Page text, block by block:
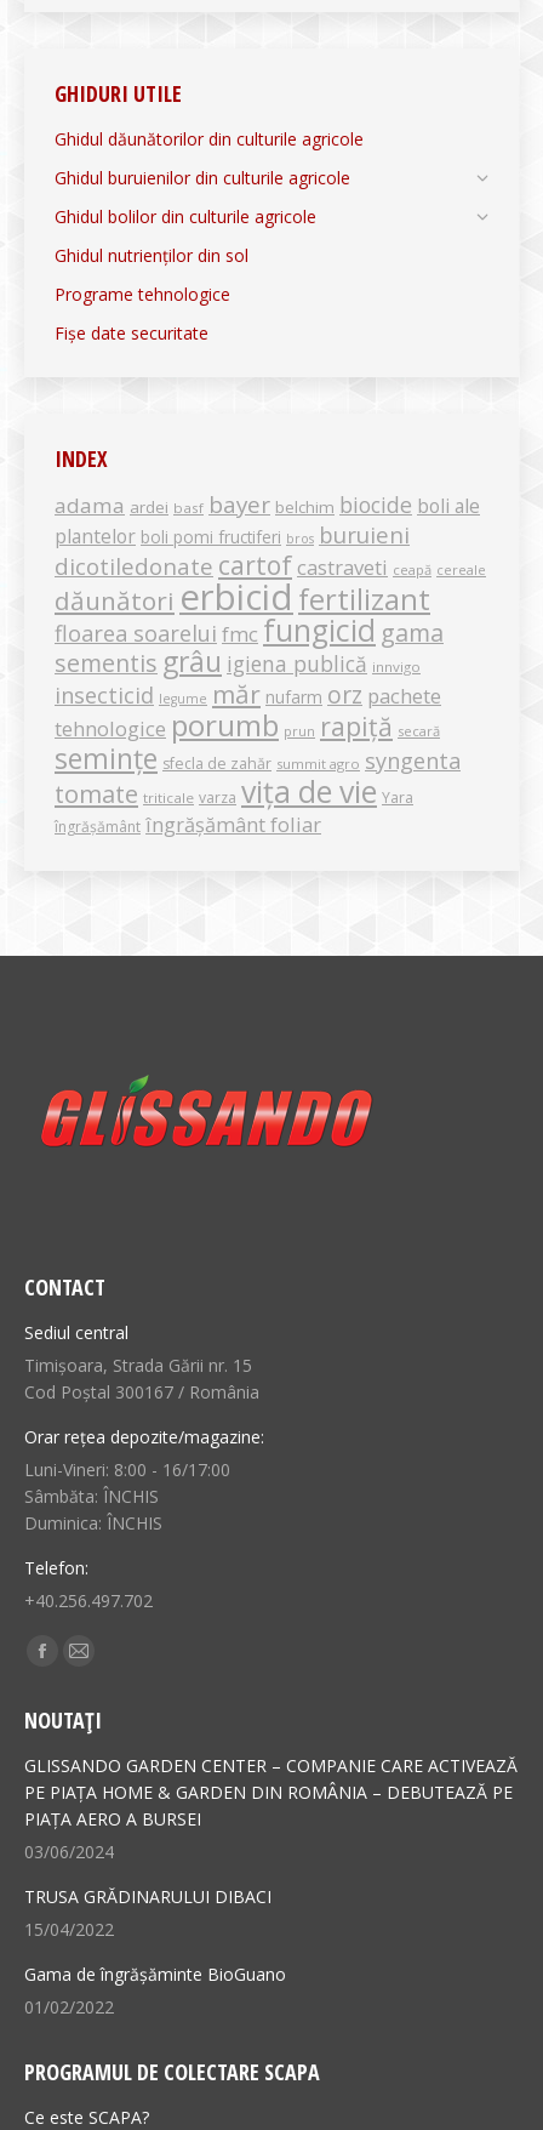
GHIDURI UTILE
Ghidul dăunătorilor din culturile agricole
Ghidul buruienilor din culturile agricole
Ghidul bolilor din culturile agricole
Ghidul nutrienților din sol
Programe tehnologice
Fișe date securitate
INDEX
adama ardei basf bayer belchim biocide boli ale
plantelor boli pomi fructiferi bros buruieni
dicotiledonate cartof castraveti ceapă cereale
dăunători erbicid fertilizant
floarea soarelui fmc fungicid gama
sementis grâu igiena publică innvigo
insecticid legume măr nufarm orz pachete
tehnologice porumb prun rapiță secară
semințe sfecla de zahăr summit agro syngenta
tomate triticale varza vița de vie Yara
îngrășământ îngrășământ foliar
CONTACT
Sediul central
Timișoara, Strada Gării nr. 15
Cod Poștal 300167 / România
Orar rețea depozite/magazine:
Luni-Vineri: 8:00 - 16/17:00
Sâmbăta: ÎNCHIS
Duminica: ÎNCHIS
Telefon:
+40.256.497.702
Find us on:
Facebook
opens
in
new
window
Mail
opens
in
new
window
NOUTAȚI
GLISSANDO GARDEN CENTER – COMPANIE CARE ACTIVEAZĂ
PE PIAȚA HOME & GARDEN DIN ROMÂNIA – DEBUTEAZĂ PE
PIAȚA AERO A BURSEI
03/06/2024
TRUSA GRĂDINARULUI DIBACI
15/04/2022
Gama de îngrășăminte BioGuano
01/02/2022
PROGRAMUL DE COLECTARE SCAPA
Ce este SCAPA?